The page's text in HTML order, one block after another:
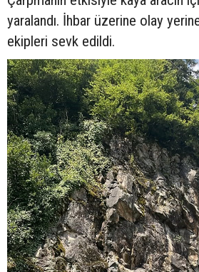
yaralandı. İhbar üzerine olay
ekipleri sevk edildi.